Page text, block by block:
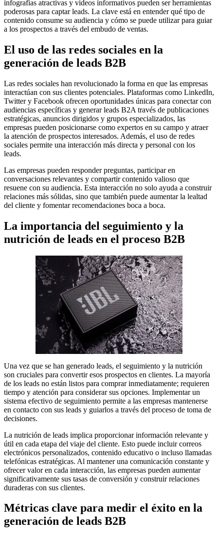
infografías atractivas y videos informativos pueden ser herramientas
poderosas para captar leads. La clave está en entender qué tipo de
contenido consume su audiencia y cómo se puede utilizar para guiar
a los prospectos a través del embudo de ventas.
El uso de las redes sociales en la
generación de leads B2B
Las redes sociales han revolucionado la forma en que las empresas
interactúan con sus clientes potenciales. Plataformas como LinkedIn,
Twitter y Facebook ofrecen oportunidades únicas para conectar con
audiencias específicas y generar leads B2A través de publicaciones
estratégicas, anuncios dirigidos y grupos especializados, las
empresas pueden posicionarse como expertos en su campo y atraer
la atención de prospectos interesados. Además, el uso de redes
sociales permite una interacción más directa y personal con los
leads.
Las empresas pueden responder preguntas, participar en
conversaciones relevantes y compartir contenido valioso que
resuene con su audiencia. Esta interacción no solo ayuda a construir
relaciones más sólidas, sino que también puede aumentar la lealtad
del cliente y fomentar recomendaciones boca a boca.
La importancia del seguimiento y la
nutrición de leads en el proceso B2B
Una vez que se han generado leads, el seguimiento y la nutrición
son cruciales para convertir esos prospectos en clientes. La mayoría
de los leads no están listos para comprar inmediatamente; requieren
tiempo y atención para considerar sus opciones. Implementar un
sistema efectivo de seguimiento permite a las empresas mantenerse
en contacto con sus leads y guiarlos a través del proceso de toma de
decisiones.
La nutrición de leads implica proporcionar información relevante y
útil en cada etapa del viaje del cliente. Esto puede incluir correos
electrónicos personalizados, contenido educativo o incluso llamadas
telefónicas estratégicas. Al mantener una comunicación constante y
ofrecer valor en cada interacción, las empresas pueden aumentar
significativamente sus tasas de conversión y construir relaciones
duraderas con sus clientes.
Métricas clave para medir el éxito en la
generación de leads B2B